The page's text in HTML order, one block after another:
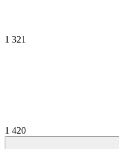
1 321
1 420